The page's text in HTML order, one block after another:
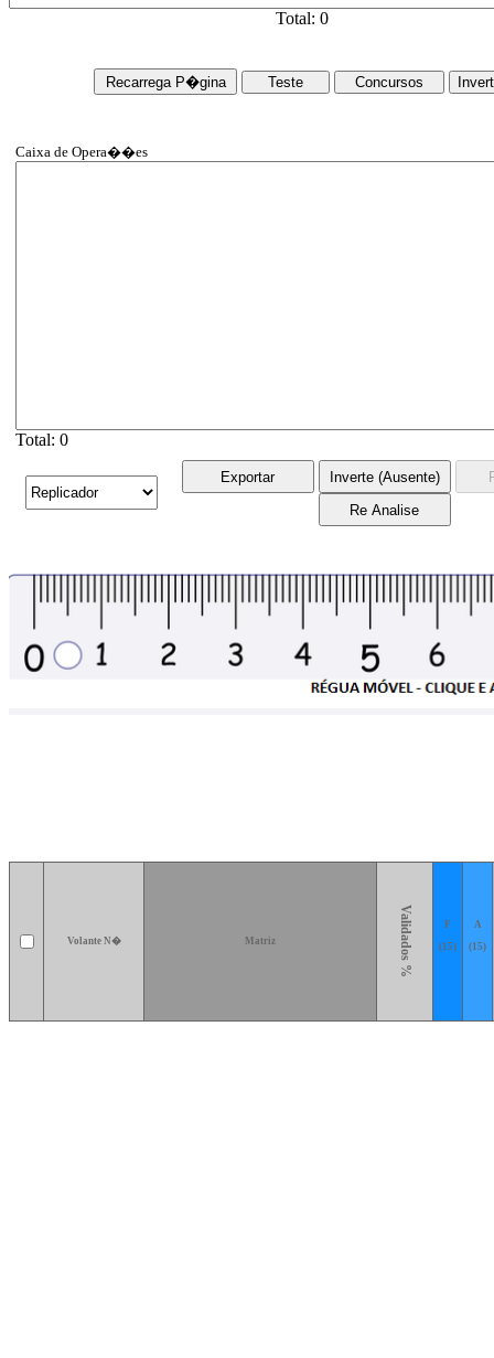
Total: 0
Caixa de Opera��es
Total: 0
Volante N� Matriz Validados %
F
(15)
A
(15)